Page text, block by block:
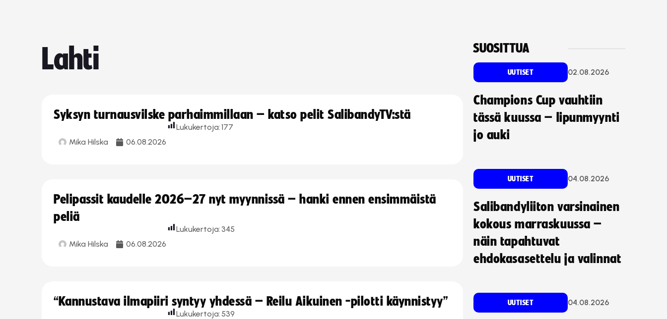
Lahti
Syksyn turnausvilske parhaimmillaan – katso pelit SalibandyTV:stä
Mika Hilska 06.08.2026
Lukukertoja:177
Pelipassit kaudelle 2026–27 nyt myynnissä – hanki ennen ensimmäistä
peliä
Mika Hilska 06.08.2026
Lukukertoja: 345
“Kannustava ilmapiiri syntyy yhdessä – Reilu Aikuinen -pilotti käynnistyy”
Lukukertoja: 539
SUOSITTUA
UUTISET 02.08.2026
Champions Cup vauhtiin
tässä kuussa – lipunmyynti
jo auki
UUTISET 04.08.2026
Salibandyliiton varsinainen
kokous marraskuussa –
näin tapahtuvat
ehdokasasettelu ja valinnat
UUTISET 04.08.2026